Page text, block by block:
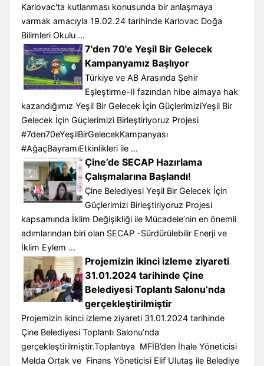
Karlovac'ta kutlanması konusunda bir anlaşmaya
varmak amacıyla 19.02.24 tarihinde Karlovac Doğa
Bilimleri Okulu ...
7'den 70'e Yeşil Bir Gelecek
Kampanyamız Başlıyor
Türkiye ve AB Arasında Şehir
Eşleştirme-II fazından hibe almaya hak
kazandığımız Yeşil Bir Gelecek İçin GüçlerimiziYeşil Bir
Gelecek İçin Güçlerimizi Birleştiriyoruz Projesi
#7den70eYeşilBirGelecekKampanyası
#AğaçBayramıEtkinlikleri ile ...
Çine’de SECAP Hazırlama
Çalışmalarına Başlandı!
Çine Belediyesi Yeşil Bir Gelecek İçin
Güçlerimizi Birleştiriyoruz Projesi
kapsamında İklim Değişikliği ile Mücadele’nin en önemli
adımlarından biri olan SECAP -Sürdürülebilir Enerji ve
İklim Eylem ...
Projemizin ikinci izleme ziyareti
31.01.2024 tarihinde Çine
Belediyesi Toplantı Salonu’nda
gerçekleştirilmiştir
Projemizin ikinci izleme ziyareti 31.01.2024 tarihinde
Çine Belediyesi Toplantı Salonu’nda
gerçekleştirilmiştir.Toplantıya MFİB’den İhale Yöneticisi
Melda Ortak ve Finans Yöneticisi Elif Ulutaş ile Belediye